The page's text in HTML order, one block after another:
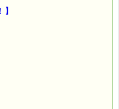
で割引きになります。
3等：85%）です。